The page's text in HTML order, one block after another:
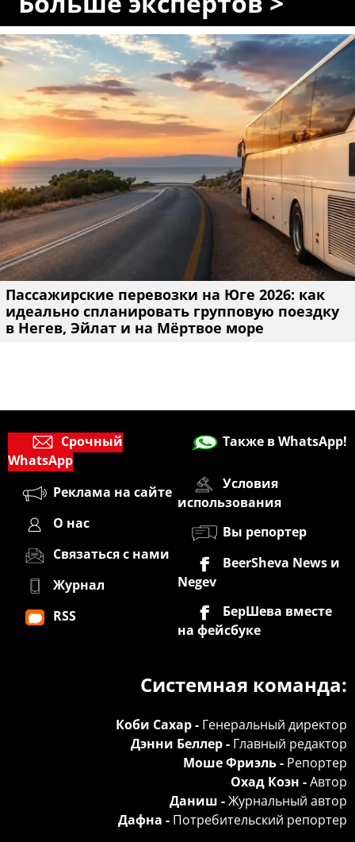
Пассажирские перевозки на Юге 2026: как
идеально спланировать групповую поездку
в Негев, Эйлат и на Мёртвое море
Также в WhatsApp!
Условия
использования
Вы репортер
BeerSheva News и
Negev
БерШева вместе
на фейсбуке
Срочный
WhatsApp
Реклама на сайте
О нас
Связаться с нами
Журнал
RSS
Системная команда:
Коби Сахар - Генеральный директор
Дэнни Беллер - Главный редактор
Моше Фриэль - Репортер
Охад Коэн -Автор
Даниш -Журнальный автор
Дафна - Потребительский репортер